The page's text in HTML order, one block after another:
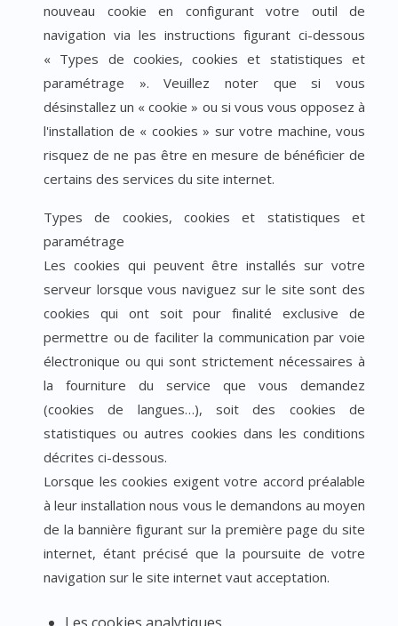
nouveau cookie en configurant votre outil de
navigation via les instructions figurant ci-dessous
« Types de cookies, cookies et statistiques et
paramétrage ». Veuillez noter que si vous
désinstallez un « cookie » ou si vous vous opposez à
l'installation de « cookies » sur votre machine, vous
risquez de ne pas être en mesure de bénéficier de
certains des services du site internet.
Types de cookies, cookies et statistiques et
paramétrage
Les cookies qui peuvent être installés sur votre
serveur lorsque vous naviguez sur le site sont des
cookies qui ont soit pour finalité exclusive de
permettre ou de faciliter la communication par voie
électronique ou qui sont strictement nécessaires à
la fourniture du service que vous demandez
(cookies de langues…), soit des cookies de
statistiques ou autres cookies dans les conditions
décrites ci-dessous.
Lorsque les cookies exigent votre accord préalable
à leur installation nous vous le demandons au moyen
de la bannière figurant sur la première page du site
internet, étant précisé que la poursuite de votre
navigation sur le site internet vaut acceptation.